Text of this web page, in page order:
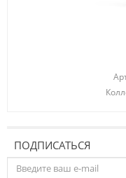
ПОДПИСАТЬСЯ